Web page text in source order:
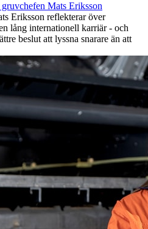
Mats Eriksson
Eriksson reflekterar över
lång internationell karriär - och
beslut att lyssna snarare än att